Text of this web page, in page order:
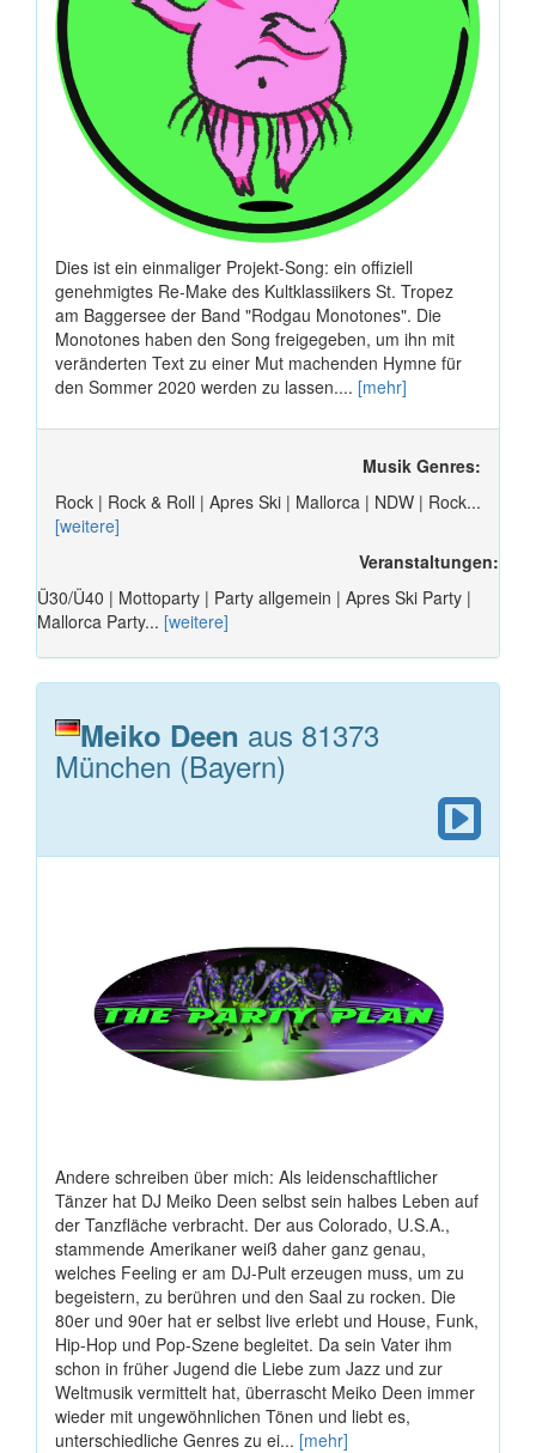
Dies ist ein einmaliger Projekt-Song: ein offiziell
genehmigtes Re-Make des Kultklassiikers St. Tropez
am Baggersee der Band "Rodgau Monotones". Die
Monotones haben den Song freigegeben, um ihn mit
veränderten Text zu einer Mut machenden Hymne für
den Sommer 2020 werden zu lassen.... [mehr]
Musik Genres:
Rock | Rock & Roll | Apres Ski | Mallorca | NDW | Rock...
[weitere]
Veranstaltungen:
Ü30/Ü40 | Mottoparty | Party allgemein | Apres Ski Party |
Mallorca Party... [weitere]
Meiko Deen aus 81373
München (Bayern)
Andere schreiben über mich: Als leidenschaftlicher
Tänzer hat DJ Meiko Deen selbst sein halbes Leben auf
der Tanzfläche verbracht. Der aus Colorado, U.S.A.,
stammende Amerikaner weiß daher ganz genau,
welches Feeling er am DJ-Pult erzeugen muss, um zu
begeistern, zu berühren und den Saal zu rocken. Die
80er und 90er hat er selbst live erlebt und House, Funk,
Hip-Hop und Pop-Szene begleitet. Da sein Vater ihm
schon in früher Jugend die Liebe zum Jazz und zur
Weltmusik vermittelt hat, überrascht Meiko Deen immer
wieder mit ungewöhnlichen Tönen und liebt es,
unterschiedliche Genres zu ei... [mehr]